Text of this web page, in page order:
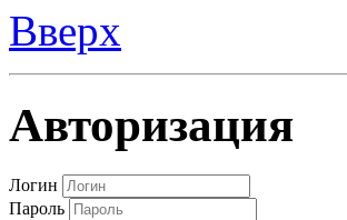
Вверх
Авторизация
Логин
Пароль